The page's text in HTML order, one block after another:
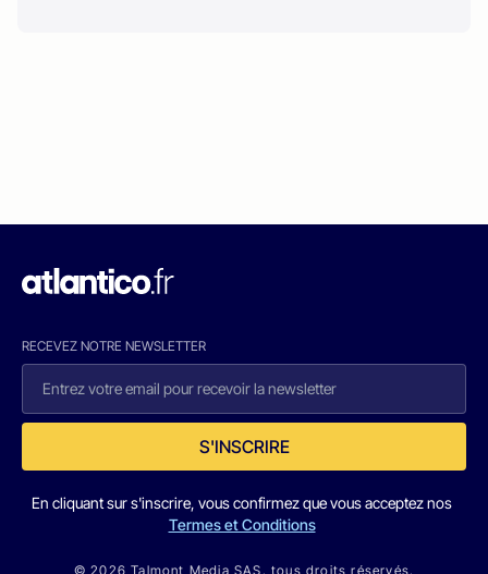
RECEVEZ NOTRE NEWSLETTER
S'INSCRIRE
En cliquant sur s'inscrire, vous confirmez que vous acceptez nos
Termes et Conditions
© 2026 Talmont Media SAS. tous droits réservés.